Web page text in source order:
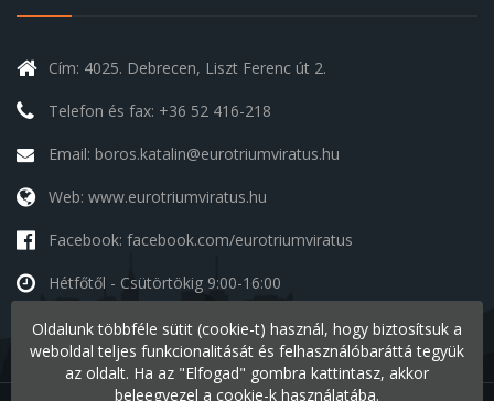
Cím: 4025. Debrecen, Liszt Ferenc út 2.
Telefon és fax: +36 52 416-218
Email: boros.katalin@eurotriumviratus.hu
Web: www.eurotriumviratus.hu
Facebook: facebook.com/eurotriumviratus
Hétfőtől - Csütörtökig 9:00-16:00
Szombat - Vasárnap szünnap
Oldalunk többféle sütit (cookie-t) használ, hogy biztosítsuk a
weboldal teljes funkcionalitását és felhasználóbaráttá tegyük
az oldalt. Ha az "Elfogad" gombra kattintasz, akkor
beleegyezel a cookie-k használatába.